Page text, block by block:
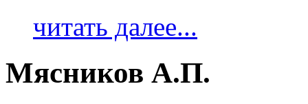
читать далее...
Мясников А.П.